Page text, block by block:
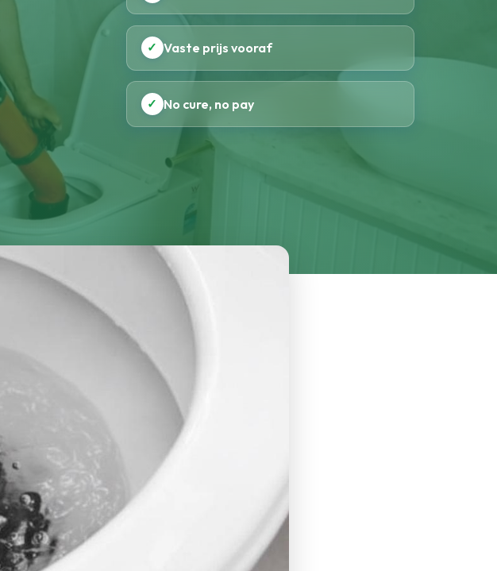
✓ Vaste prijs vooraf
✓ No cure, no pay